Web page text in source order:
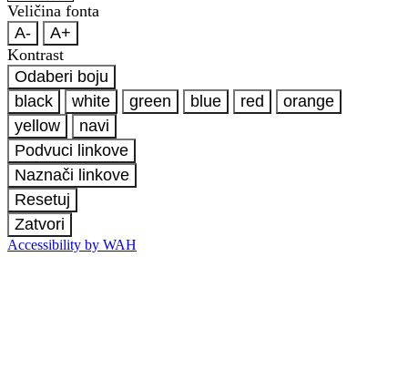
Veličina fonta
A-
A+
Kontrast
Odaberi boju
black
white green blue red
orange
yellow
navi
Podvuci linkove
Naznači linkove
Resetuj
Zatvori
Accessibility by WAH